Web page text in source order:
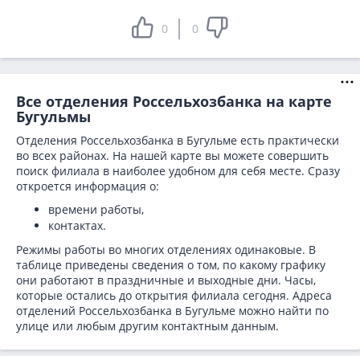
0 0
Все отделения Россельхозбанка на карте
Бугульмы
Отделения Россельхозбанка в Бугульме есть практически
во всех районах. На нашей карте вы можете совершить
поиск филиала в наиболее удобном для себя месте. Сразу
откроется информация о:
времени работы,
контактах.
Режимы работы во многих отделениях одинаковые. В
таблице приведены сведения о том, по какому графику
они работают в праздничные и выходные дни. Часы,
которые остались до открытия филиала сегодня. Адреса
отделений Россельхозбанка в Бугульме можно найти по
улице или любым другим контактным данным.